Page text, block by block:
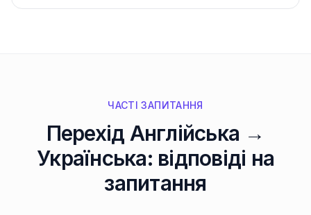
ЧАСТІ ЗАПИТАННЯ
Перехід Англійська →
Українська: відповіді на
запитання